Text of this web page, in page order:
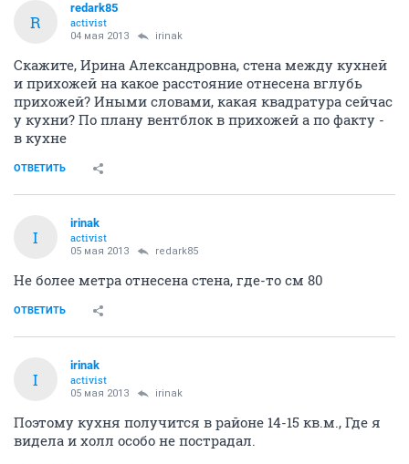
R
redark85
activist
04 мая 2013 irinak
Скажите, Ирина Александровна, стена между кухней
и прихожей на какое расстояние отнесена вглубь
прихожей? Иными словами, какая квадратура сейчас
у кухни? По плану вентблок в прихожей а по факту -
в кухне
ОТВЕТИТЬ
I
irinak
activist
05 мая 2013 redark85
Не более метра отнесена стена, где-то см 80
ОТВЕТИТЬ
I
irinak
activist
05 мая 2013 irinak
Поэтому кухня получится в районе 14-15 кв.м., Где я
видела и холл особо не пострадал.